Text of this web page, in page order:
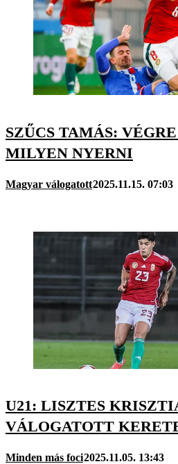
SZŰCS TAMÁS:
MILYEN NYERNI
Magyar válogatott2025.11.15. 07:03
U21: LISZTES
VÁLOGATOTT
Minden más foci2025.11.05. 13:43